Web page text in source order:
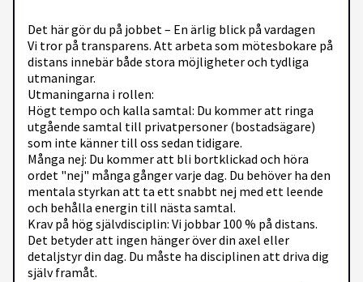
Det här gör du på jobbet – En ärlig blick på vardagen
Vi tror på transparens. Att arbeta som mötesbokare på
distans innebär både stora möjligheter och tydliga
utmaningar.
Utmaningarna i rollen:
Högt tempo och kalla samtal: Du kommer att ringa
utgående samtal till privatpersoner (bostadsägare)
som inte känner till oss sedan tidigare.
Många nej: Du kommer att bli bortklickad och höra
ordet "nej" många gånger varje dag. Du behöver ha den
mentala styrkan att ta ett snabbt nej med ett leende
och behålla energin till nästa samtal.
Krav på hög självdisciplin: Vi jobbar 100 % på distans.
Det betyder att ingen hänger över din axel eller
detaljstyr din dag. Du måste ha disciplinen att driva dig
själv framåt.